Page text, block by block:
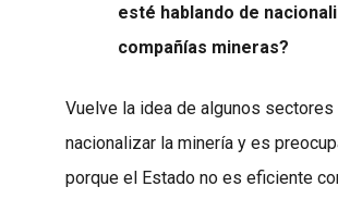
esté hablando de
compañías mineras?
Vuelve la idea de algunos sectores
nacionalizar la minería y es
porque el Estado no es eficiente